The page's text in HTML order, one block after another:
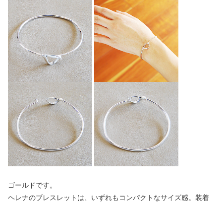
ゴールドです。
ヘレナのブレスレットは、いずれもコンパクトなサイズ感。装着